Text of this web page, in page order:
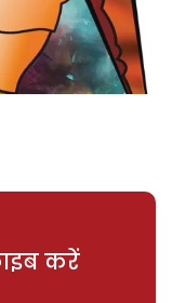
करें